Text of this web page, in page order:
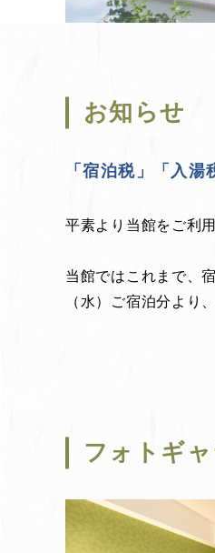
お知らせ
「宿泊税」「入
平素より当館をご利
当館ではこれまで、
（水）ご宿泊分より
フォトギ